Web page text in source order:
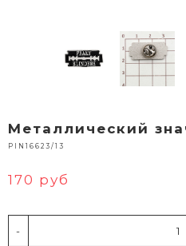
Металлический
PIN16623/13
170 руб
-